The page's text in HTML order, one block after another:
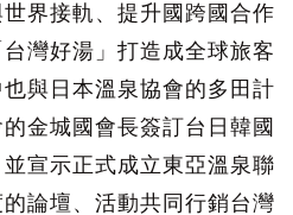
界接軌、提升國跨國合作
灣好湯」打造成全球旅客
與日本溫泉協會的多田計
金城國會長簽訂台日韓國
宣示正式成立東亞溫泉聯
論壇、活動共同行銷台灣